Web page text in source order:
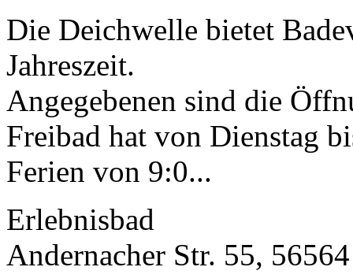
Die Deichwelle bietet
Jahreszeit.
Angegebenen sind die
Freibad hat von Dienstag
Ferien von 9:0...
Erlebnisbad
Andernacher Str. 55,